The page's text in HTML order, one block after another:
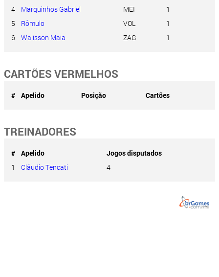
4
Marquinhos Gabriel MEI
1
5
Rômulo VOL
1
6
Walisson Maia ZAG 1
CARTÕES VERMELHOS
# Apelido Posição Cartões
TREINADORES
# Apelido
Jogos disputados
1
Cláudio Tencati 4